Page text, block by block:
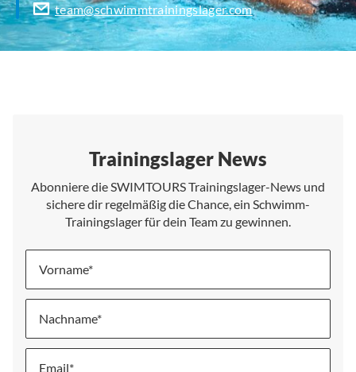
team@schwimmtrainingslager.com
Trainingslager News
Abonniere die SWIMTOURS Trainingslager-News und
sichere dir regelmäßig die Chance, ein Schwimm-
Trainingslager für dein Team zu gewinnen.
Vorname
Nachname
Melde